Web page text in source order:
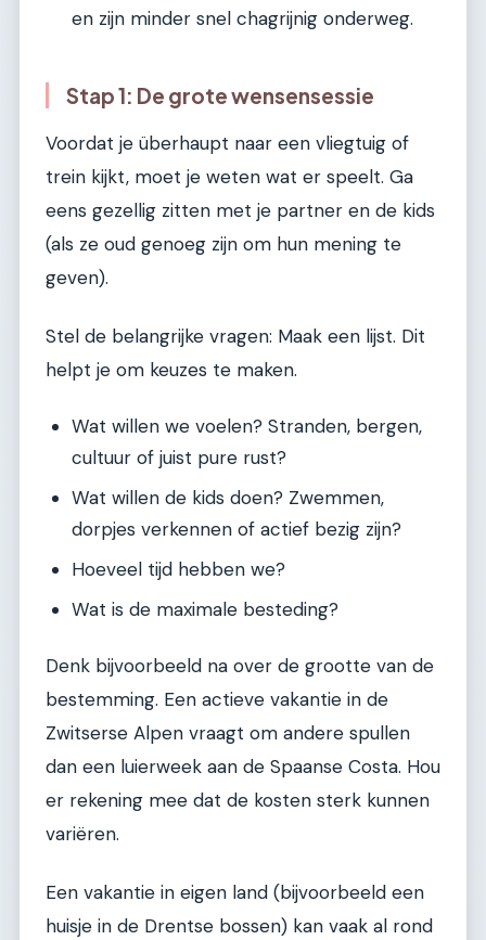
en zijn minder snel chagrijnig onderweg.
Stap 1: De grote wensensessie
Voordat je überhaupt naar een vliegtuig of
trein kijkt, moet je weten wat er speelt. Ga
eens gezellig zitten met je partner en de kids
(als ze oud genoeg zijn om hun mening te
geven).
Stel de belangrijke vragen: Maak een lijst. Dit
helpt je om keuzes te maken.
Wat willen we voelen? Stranden, bergen,
cultuur of juist pure rust?
Wat willen de kids doen? Zwemmen,
dorpjes verkennen of actief bezig zijn?
Hoeveel tijd hebben we?
Wat is de maximale besteding?
Denk bijvoorbeeld na over de grootte van de
bestemming. Een actieve vakantie in de
Zwitserse Alpen vraagt om andere spullen
dan een luierweek aan de Spaanse Costa. Hou
er rekening mee dat de kosten sterk kunnen
variëren.
Een vakantie in eigen land (bijvoorbeeld een
huisje in de Drentse bossen) kan vaak al rond